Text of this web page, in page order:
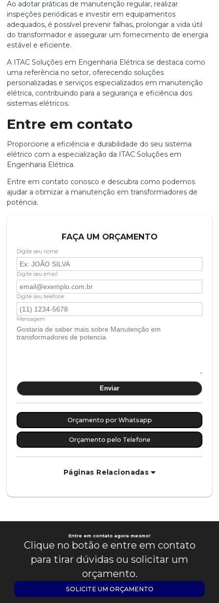
Ao adotar práticas de manutenção regular, realizar
inspeções periódicas e investir em equipamentos
adequados, é possível prevenir falhas, prolongar a vida útil
do transformador e assegurar um fornecimento de energia
estável e eficiente.
A ITAC Soluções em Engenharia Elétrica se destaca como
uma referência no setor, oferecendo soluções
personalizadas e serviços especializados em manutenção
elétrica, contribuindo para a segurança e eficiência dos
sistemas elétricos.
Entre em contato
Proporcione a eficiência e durabilidade do seu sistema
elétrico com a especialização da ITAC Soluções em
Engenharia Elétrica.
Entre em contato conosco e descubra como podemos
ajudar a otimizar a manutenção em transformadores de
potência.
FAÇA UM ORÇAMENTO
Digite seu nome
Digite seu email
Digite seu telefone
Mensagem
Orçamento por Whatsapp
Orçamento pelo Telefone
Páginas Relacionadas
Entre em contato agora mesmo!
Clique no botão e entre em contato
para tirar dúvidas ou solicitar um
orçamento.
SOLICITE UM ORÇAMENTO